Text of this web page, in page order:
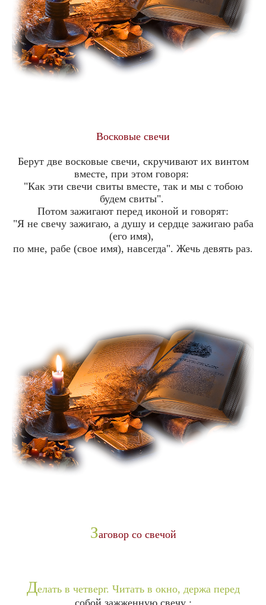
Восковые свечи
Берут две восковые свечи, скручивают их винтом
вместе, при этом говоря:
"Как эти свечи свиты вместе, так и мы с тобою
будем свиты".
Потом зажигают перед иконой и говорят:
"Я не свечу зажигаю, а душу и сердце зажигаю раба
(его имя),
по мне, рабе (свое имя), навсегда". Жечь девять раз.
Заговор со свечой
Делать в четверг. Читать в окно, держа перед
собой зажженную свечу :